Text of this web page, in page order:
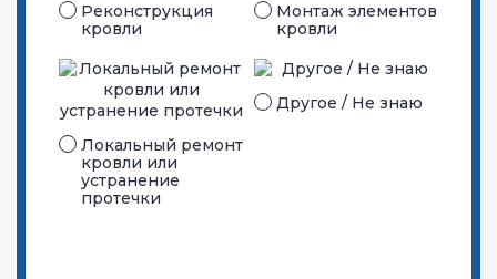
Реконструкция
кровли
Монтаж элементов
кровли
Локальный ремонт
кровли или
устранение
протечки
Другое / Не знаю